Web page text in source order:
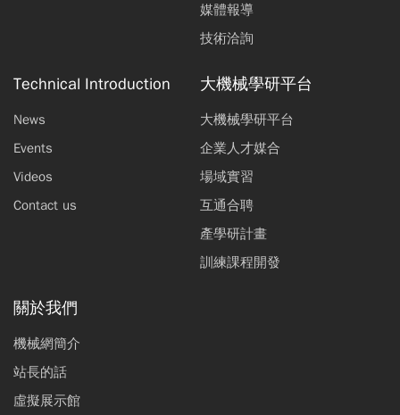
媒體報導
技術洽詢
Technical Introduction
News
Events
Videos
Contact us
大機械學研平台
大機械學研平台
企業人才媒合
場域實習
互通合聘
產學研計畫
訓練課程開發
關於我們
機械網簡介
站長的話
虛擬展示館